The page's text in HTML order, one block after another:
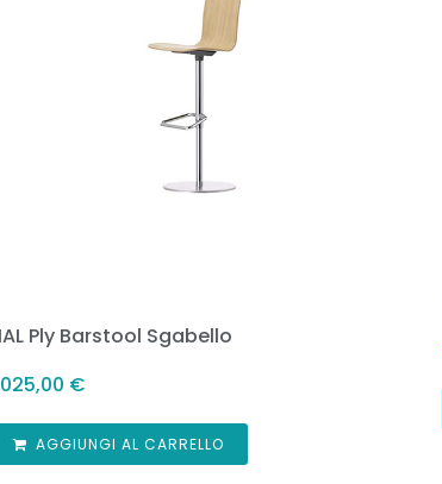
Ply Barstool Sgabello
€
AGGIUNGI AL CARRELLO